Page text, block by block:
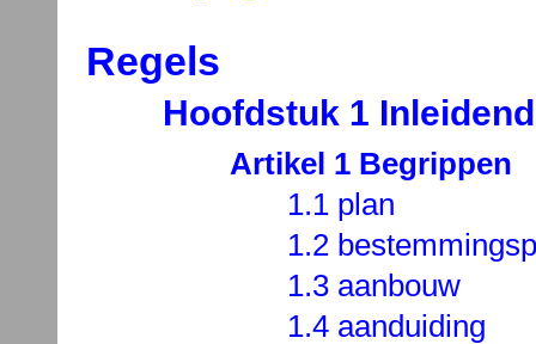
Regels
Hoofdstuk 1
Artikel 1 Begrippen
1.1 plan
1.2
1.3 aanbouw
1.4 aanduiding